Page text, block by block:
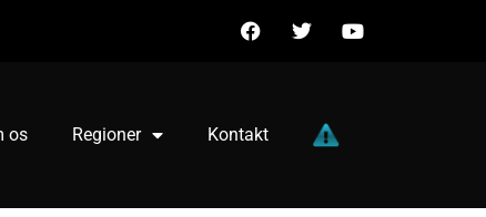
os Regioner Kontakt